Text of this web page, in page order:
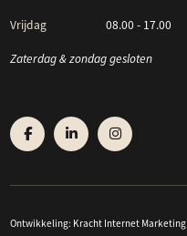
Vrijdag 08.00 - 17.00
Zaterdag & zondag gesloten
Ontwikkeling: Kracht Internet Marketing